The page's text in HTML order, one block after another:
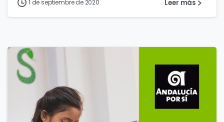
1 de septiembre de 2020 Leer más